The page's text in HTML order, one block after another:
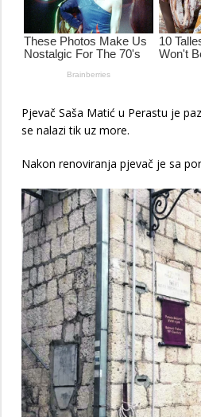
Pjevač Saša Matić u Perastu je
se nalazi tik uz more.
Nakon renoviranja pjevač je sa